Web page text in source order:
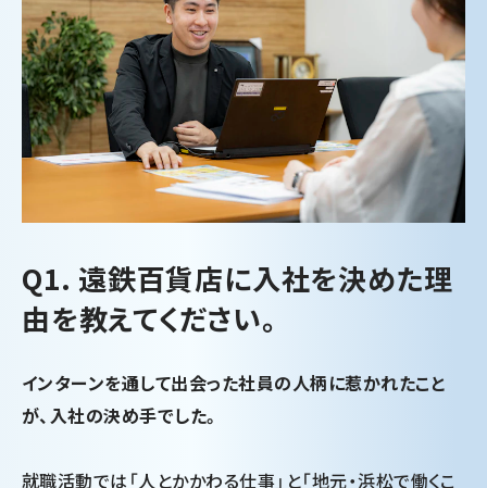
Q1. 遠鉄百貨店に入社を決めた理
由を教えてください。
インターンを通して出会った社員の人柄に惹かれたこと
が、入社の決め手でした。
就職活動では「人とかかわる仕事」と「地元・浜松で働くこ